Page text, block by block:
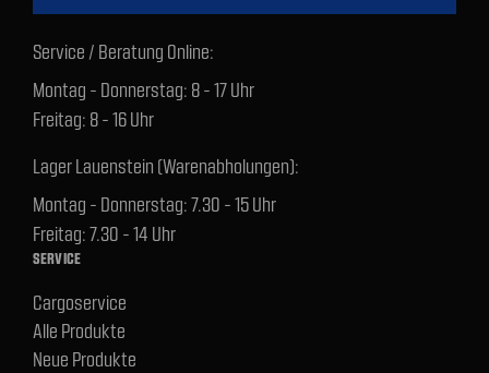
Service / Beratung Online:
Montag - Donnerstag: 8 - 17 Uhr
Freitag: 8 - 16 Uhr
Lager Lauenstein (Warenabholungen):
Montag - Donnerstag: 7.30 - 15 Uhr
Freitag: 7.30 - 14 Uhr
SERVICE
Cargoservice
Alle Produkte
Neue Produkte